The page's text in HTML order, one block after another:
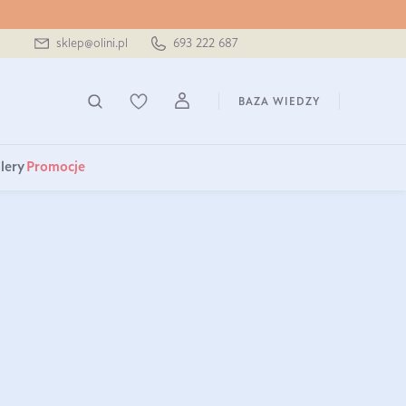
sklep@olini.pl 693 222 687
BAZA WIEDZY
Promocje